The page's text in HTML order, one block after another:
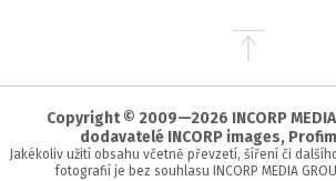
Přejít
stránky
Copyright © 2009—2026 INCORP
dodavatelé INCORP images,
Jakékoliv užití obsahu včetně převzetí, šíření či
fotografií je bez souhlasu INCORP MEDIA